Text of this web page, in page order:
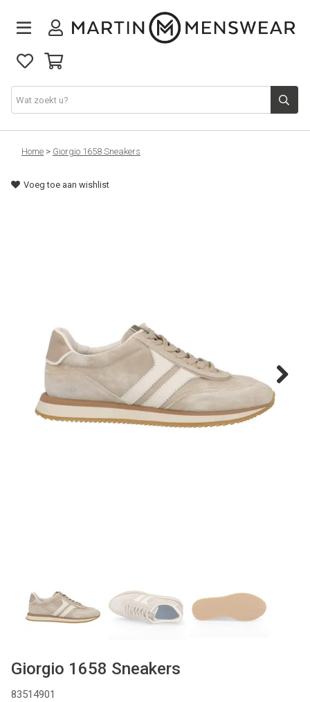
Nieuw binnen
Collectie
Cadeaus
Cadeaubon
Contact
Home > Giorgio 1658 Sneakers
Voeg toe aan wishlist
Next
Giorgio 1658 Sneakers
83514901